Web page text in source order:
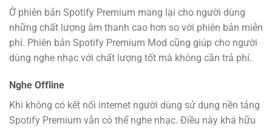
Ở phiên bản Spotify Premium mang lại cho người dùng
những chất lượng âm thanh cao hơn so với phiên bản miễn
phí. Phiên bản Spotify Premium Mod cũng giúp cho người
dùng nghe nhạc với chất lượng tốt mà không cần trả phí.
Nghe Offline
Khi không có kết nối internet người dùng sử dụng nền tảng
Spotify Premium vẫn có thể nghe nhạc. Điều này khá hữu